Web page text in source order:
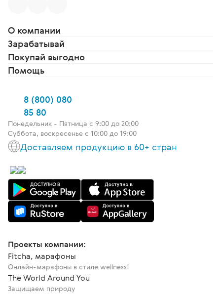
О компании
Зарабатывай
Покупай выгодно
Помощь
8 (800) 080
85 80
Понедельник - Пятница c 9:00 до 20:00
Суббота, воскресенье с 10:00 до 19:00
Доставляем продукцию в 60+ стран
Проекты компании:
Fitcha, марафоны
Онлайн-марафоны в стиле wellness!
The World Around You
Защищаем природу